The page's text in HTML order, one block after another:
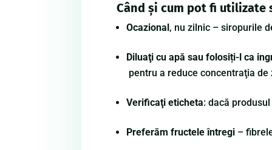
Când şi cum pot fi utilizate
Ocazional, nu zilnic – siropurile
Diluaţi cu apă sau folosiți-l ca
pentru a reduce concentraţia de
Verificaţi eticheta: dacă
Preferăm fructele întregi –